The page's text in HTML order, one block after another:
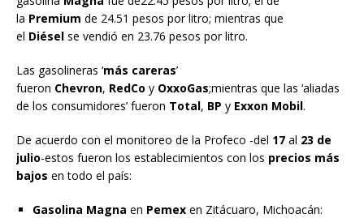
la Premium de 24.51 pesos por litro; mientras que
el Diésel se vendió en 23.76 pesos por litro.
Las gasolineras ‘más careras’
fueron Chevron, RedCo y OxxoGas;mientras que las ‘aliadas
de los consumidores’ fueron Total, BP y Exxon Mobil.
De acuerdo con el monitoreo de la Profeco -del 17 al 23 de
julio-estos fueron los establecimientos con los precios más
bajos en todo el país:
Gasolina Magna en Pemex en Zitácuaro, Michoacán: